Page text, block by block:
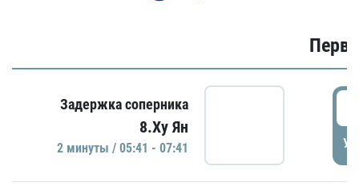
Задержка соперника
8.Ху Ян
2 минуты / 05:41 - 07:41